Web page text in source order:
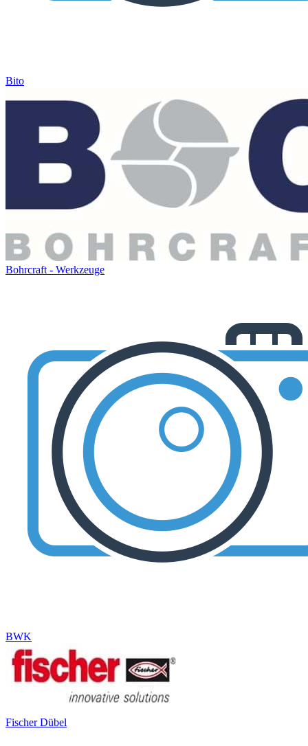
Bito
Bohrcraft - Werkzeuge
BWK
Fischer Dübel